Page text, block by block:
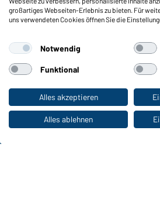
Zum Privatkunden-Shop
Produkteigenschaften
Pflegehinweise
Farben
WORKWEAR
Die ideale Wahl für
entdecken!
großartiges Webseiten-Erlebnis zu bieten. Für
uns verwendeten Cookies öffnen Sie die
Notwendig
Funktional
Alles akzeptieren
Alles ablehnen